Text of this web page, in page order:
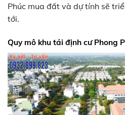
Phúc mua đất và dự tính sẽ
tới.
Quy mô khu tái định cư Phong